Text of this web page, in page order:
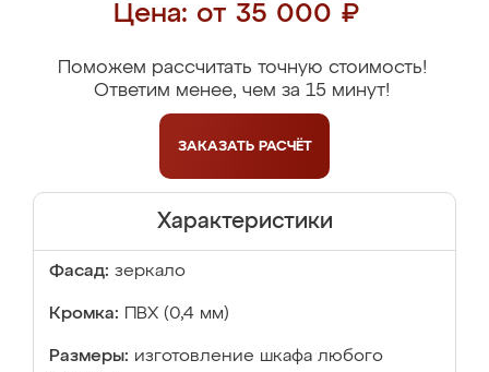
Цена: от 35 000 ₽
Поможем рассчитать точную стоимость!
Ответим менее, чем за 15 минут!
ЗАКАЗАТЬ РАСЧЁТ
Характеристики
Фасад: зеркало
Кромка: ПВХ (0,4 мм)
Размеры: изготовление шкафа любого